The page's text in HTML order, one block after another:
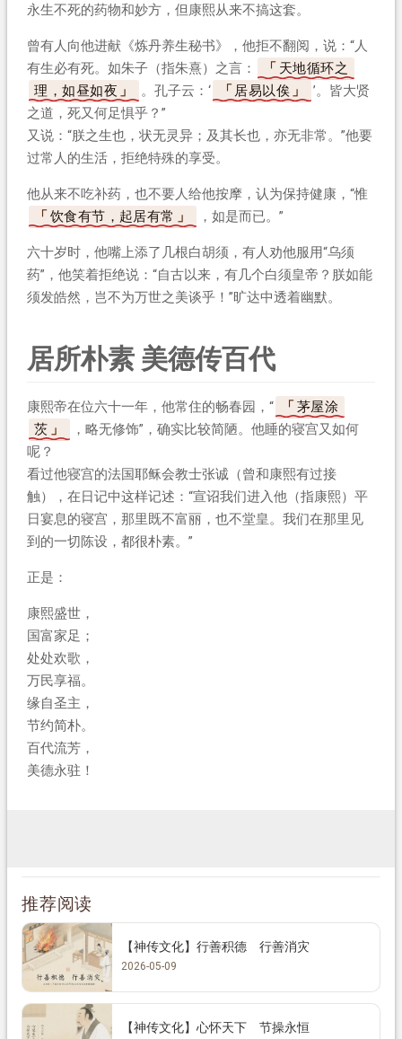
永生不死的药物和妙方，但康熙从来不搞这套。
曾有人向他进献《炼丹养生秘书》，他拒不翻阅，说：“人
有生必有死。如朱子（指朱熹）之言：
天地循环之
理，如昼如夜
。孔子云：‘ 居易以俟
’。皆大贤
之道，死又何足惧乎？”
又说：“朕之生也，状无灵异；及其长也，亦无非常。”他要
过常人的生活，拒绝特殊的享受。
他从来不吃补药，也不要人给他按摩，认为保持健康，“惟
饮食有节，起居有常
，如是而已。”
六十岁时，他嘴上添了几根白胡须，有人劝他服用“乌须
药”，他笑着拒绝说：“自古以来，有几个白须皇帝？朕如能
须发皓然，岂不为万世之美谈乎！”旷达中透着幽默。
居所朴素 美德传百代
康熙帝在位六十一年，他常住的畅春园，“
茅屋涂
茨
，略无修饰”，确实比较简陋。他睡的寝宫又如何
呢？
看过他寝宫的法国耶稣会教士张诚（曾和康熙有过接
触），在日记中这样记述：“宣诏我们进入他（指康熙）平
日宴息的寝宫，那里既不富丽，也不堂皇。我们在那里见
到的一切陈设，都很朴素。”
正是：
康熙盛世，
国富家足；
处处欢歌，
万民享福。
缘自圣主，
节约简朴。
百代流芳，
美德永驻！
推荐阅读
【神传文化】行善积德 行善消灾
2026-05-09
【神传文化】心怀天下 节操永恒